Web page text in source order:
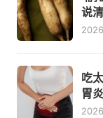
说清
吃
胃